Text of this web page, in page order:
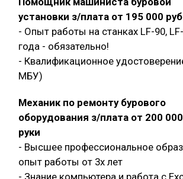
установки з/плата от 195 000
- Опыт работы на станках LF-90,
года - обязательно!
- Квалификационное
МБУ)
Механик по ремонту бурового
оборудования з/плата от 200
руки
- Высшее профессиональное
опыт работы от 3х лет